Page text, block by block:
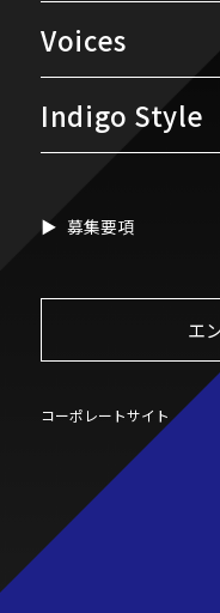
Voices
Indigo Style
募集要項
エ
コーポレートサイト
女